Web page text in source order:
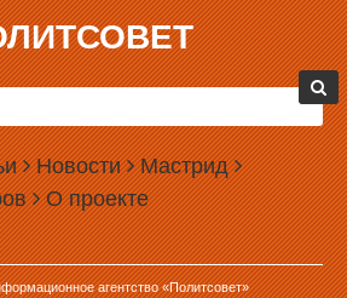
Новости Мастрид
О проекте
агентство «Политсовет»
УБИРАТЬ СНЕГ
обрадовались выпавшему накануне снегу.
убирать с улиц и снег, и пыль.
портал администрации
отдал мэр города Александр